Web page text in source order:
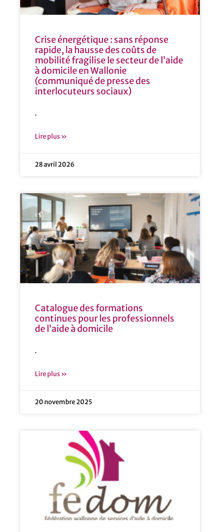
Crise énergétique : sans réponse
rapide, la hausse des coûts de
mobilité fragilise le secteur de l’aide
à domicile en Wallonie
(communiqué de presse des
interlocuteurs sociaux)
.
Lire plus »
28 avril 2026
Catalogue des formations
continues pour les professionnels
de l’aide à domicile
.
Lire plus »
20 novembre 2025